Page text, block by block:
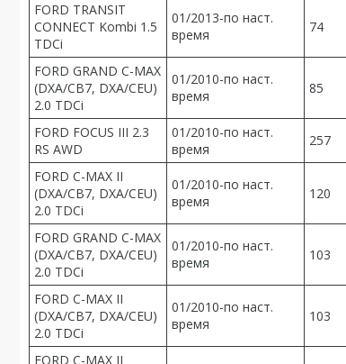
FORD TRANSIT
CONNECT Kombi 1.5
TDCi
01/2013-по наст.
время
74
FORD GRAND C-MAX
(DXA/CB7, DXA/CEU)
2.0 TDCi
01/2010-по наст.
время
85
FORD FOCUS III 2.3
RS AWD
01/2010-по наст.
время
257
FORD C-MAX II
(DXA/CB7, DXA/CEU)
2.0 TDCi
01/2010-по наст.
время
120
FORD GRAND C-MAX
(DXA/CB7, DXA/CEU)
2.0 TDCi
01/2010-по наст.
время
103
FORD C-MAX II
(DXA/CB7, DXA/CEU)
2.0 TDCi
01/2010-по наст.
время
103
FORD C-MAX II